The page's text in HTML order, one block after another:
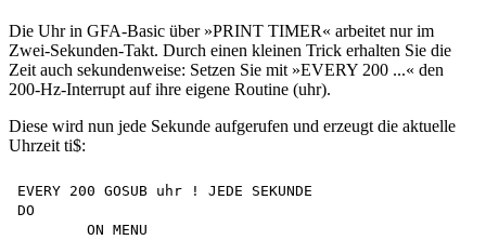
Die Uhr in GFA-Basic über »PRINT TIMER« arbeitet nur im
Zwei-Sekunden-Takt. Durch einen kleinen Trick erhalten Sie die
Zeit auch sekundenweise: Setzen Sie mit »EVERY 200 ...« den
200-Hz-Interrupt auf ihre eigene Routine (uhr).
Diese wird nun jede Sekunde aufgerufen und erzeugt die aktuelle
Uhrzeit ti$:
EVERY 200 GOSUB uhr ! JEDE SEKUNDE
DO